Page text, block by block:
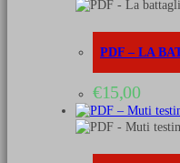
PDF – LA
€15,00